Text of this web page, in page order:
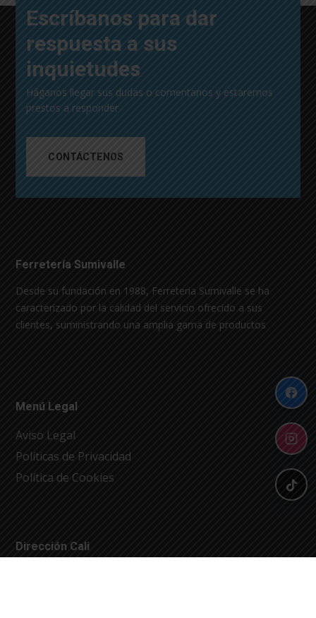
Escríbanos para dar
respuesta a sus
inquietudes
Háganos llegar sus dudas o comentarios y estaremos
prestos a responder
CONTÁCTENOS
Ferretería Sumivalle
Desde su fundación en 1988, Ferreteria Sumivalle se ha
caracterizado por la calidad del servicio ofrecido a sus
clientes, suministrando una amplia gama de productos
Menú Legal
Aviso Legal
Políticas de Privacidad
Política de Cookies
Dirección Cali